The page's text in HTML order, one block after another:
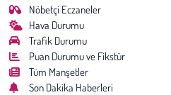
Nöbetçi Eczaneler
Hava Durumu
Trafik Durumu
Puan Durumu ve Fikstür
Tüm Manşetler
Son Dakika Haberleri